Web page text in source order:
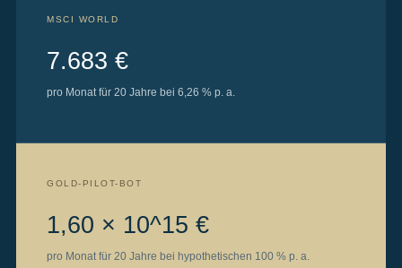
MSCI WORLD
7.683 €
pro Monat für 20 Jahre bei 6,26 % p. a.
GOLD-PILOT-BOT
1,60 × 10^15 €
pro Monat für 20 Jahre bei hypothetischen 100 % p. a.